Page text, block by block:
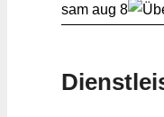
sam aug 8